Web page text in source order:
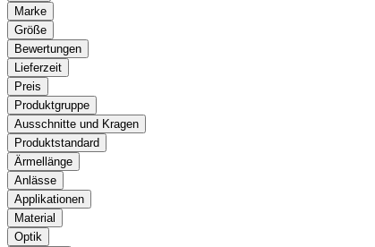
Marke
Größe
Bewertungen
Lieferzeit
Preis
Produktgruppe
Ausschnitte und Kragen
Produktstandard
Ärmellänge
Anlässe
Applikationen
Material
Optik